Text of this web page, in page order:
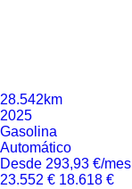
28.542km
2025
Gasolina
Automático
Desde 293,93 €/mes
23.552 € 18.618 €